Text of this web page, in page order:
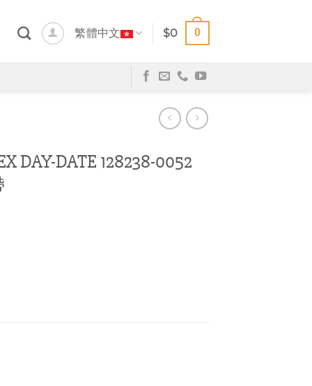
繁體中文 $0 0
DAY-DATE 128238-0052